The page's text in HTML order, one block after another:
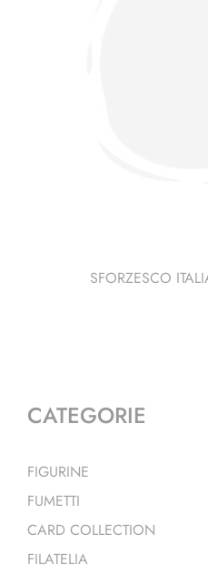
SFORZESCO
CATEGORIE
FIGURINE
FUMETTI
CARD COLLECTION
FILATELIA